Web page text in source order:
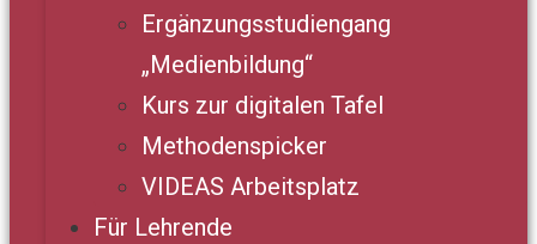
Ergänzungsstudiengang
„Medienbildung“
Kurs zur digitalen Tafel
Methodenspicker
VIDEAS Arbeitsplatz
Für Lehrende